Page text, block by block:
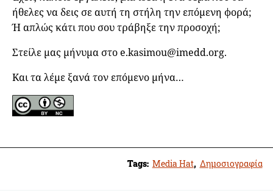
ήθελες να δεις σε αυτή τη στήλη την επόμενη φορά;
Ή απλώς κάτι που σου τράβηξε την προσοχή;
Στείλε μας μήνυμα στο e.kasimou@imedd.org.
Και τα λέμε ξανά τον επόμενο μήνα…
Tags: Media Hat, Δημοσιογραφία